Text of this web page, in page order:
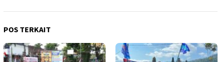
POS TERKAIT